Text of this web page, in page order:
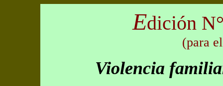
Edición
(para
Violencia